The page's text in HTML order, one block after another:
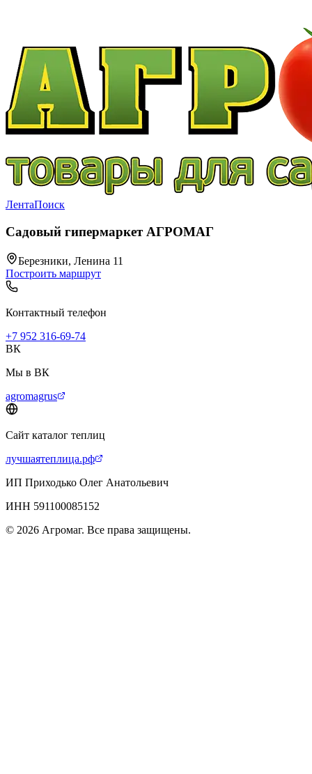
ЛентаПоиск
Садовый гипермаркет АГРОМАГ
Березники, Ленина 11
Построить маршрут
Контактный телефон
+7 952 316-69-74
ВК
Мы в ВК
agromagrus
Сайт каталог теплиц
лучшаятеплица.рф
ИП Приходько Олег Анатольевич
ИНН 591100085152
© 2026 Агромаг. Все права защищены.